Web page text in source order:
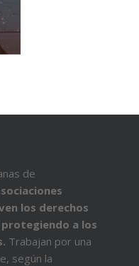
de
los derechos
a los
Trabajan por una
según la